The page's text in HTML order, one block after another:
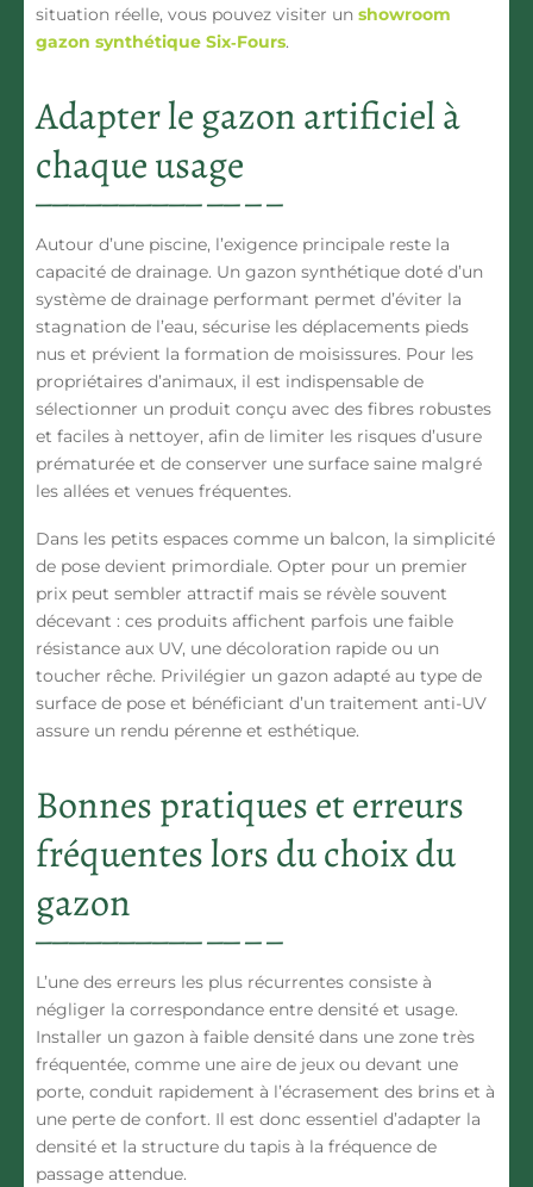
situation réelle, vous pouvez visiter un showroom
gazon synthétique Six‑Fours.
Adapter le gazon artificiel à
chaque usage
Autour d’une piscine, l’exigence principale reste la
capacité de drainage. Un gazon synthétique doté d’un
système de drainage performant permet d’éviter la
stagnation de l’eau, sécurise les déplacements pieds
nus et prévient la formation de moisissures. Pour les
propriétaires d’animaux, il est indispensable de
sélectionner un produit conçu avec des fibres robustes
et faciles à nettoyer, afin de limiter les risques d’usure
prématurée et de conserver une surface saine malgré
les allées et venues fréquentes.
Dans les petits espaces comme un balcon, la simplicité
de pose devient primordiale. Opter pour un premier
prix peut sembler attractif mais se révèle souvent
décevant : ces produits affichent parfois une faible
résistance aux UV, une décoloration rapide ou un
toucher rêche. Privilégier un gazon adapté au type de
surface de pose et bénéficiant d’un traitement anti-UV
assure un rendu pérenne et esthétique.
Bonnes pratiques et erreurs
fréquentes lors du choix du
gazon
L’une des erreurs les plus récurrentes consiste à
négliger la correspondance entre densité et usage.
Installer un gazon à faible densité dans une zone très
fréquentée, comme une aire de jeux ou devant une
porte, conduit rapidement à l’écrasement des brins et à
une perte de confort. Il est donc essentiel d’adapter la
densité et la structure du tapis à la fréquence de
passage attendue.